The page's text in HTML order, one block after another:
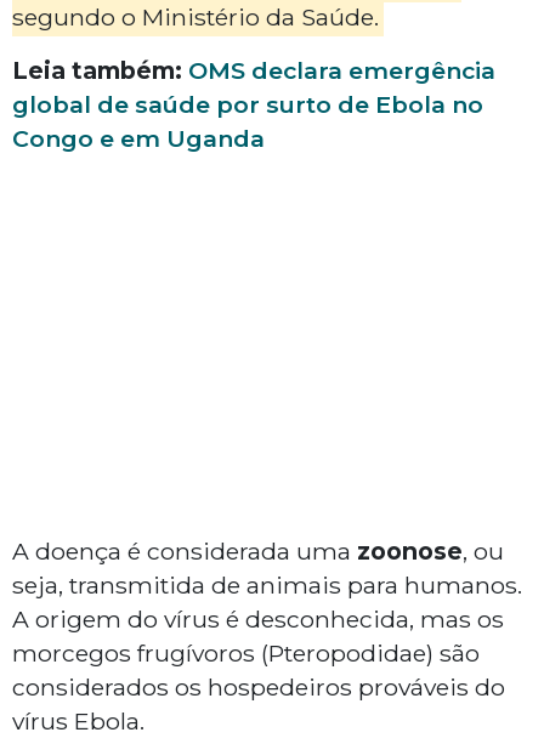
segundo o Ministério da Saúde.
Leia também: OMS declara emergência
global de saúde por surto de Ebola no
Congo e em Uganda
A doença é considerada uma zoonose, ou
seja, transmitida de animais para humanos.
A origem do vírus é desconhecida, mas os
morcegos frugívoros (Pteropodidae) são
considerados os hospedeiros prováveis do
vírus Ebola.